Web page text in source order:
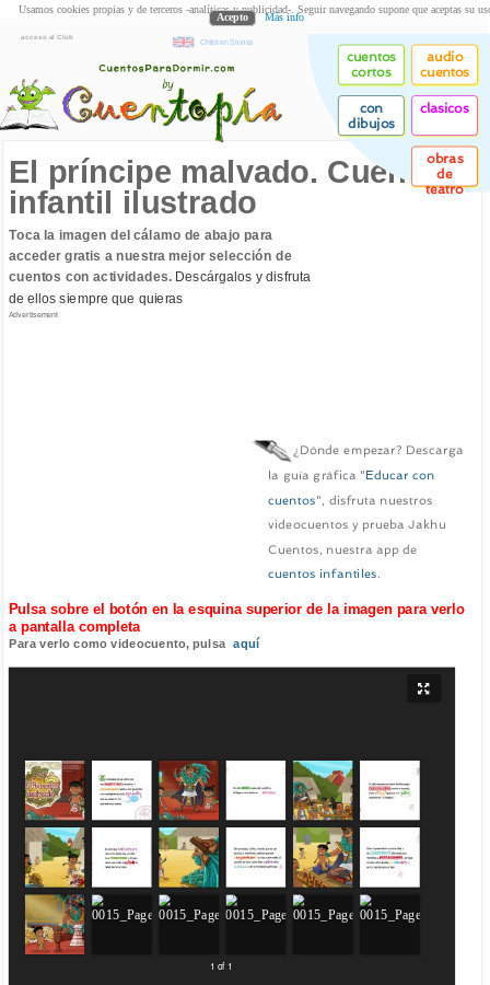
acceso al Club
Children Stories
cuentos
cortos
audio
cuentos
con
dibujos
clasicos
obras
de
teatro
El príncipe malvado. Cuento
infantil ilustrado
Toca la imagen del cálamo de abajo para
acceder gratis a nuestra mejor selección de
cuentos con actividades.Descárgalos y disfruta
de ellos siempre que quieras
Advertisement
¿Dónde empezar? Descarga
la guía gráfica "Educar con
cuentos", disfruta nuestros
videocuentos y prueba Jakhu
Cuentos, nuestra app de
cuentos infantiles.
Pulsa sobre el botón en la esquina superior de la imagen para verlo
a pantalla completa
Para verlo como videocuento, pulsaaquí
1 of 1
Usamos cookies propias y de terceros -analíticas y publicidad-. Seguir navegando supone que aceptas su
Acepto Más info